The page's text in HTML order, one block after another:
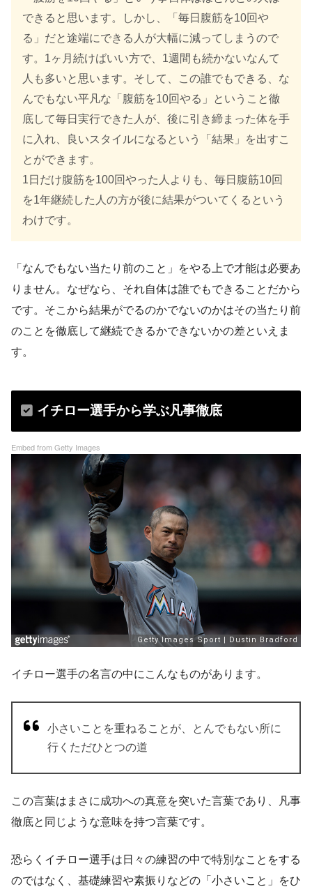
できると思います。しかし、「毎日腹筋を10回や
る」だと途端にできる人が大幅に減ってしまうので
す。1ヶ月続けばいい方で、1週間も続かないなんて
人も多いと思います。そして、この誰でもできる、な
んでもない平凡な「腹筋を10回やる」ということ徹
底して毎日実行できた人が、後に引き締まった体を手
に入れ、良いスタイルになるという「結果」を出すこ
とができます。
1日だけ腹筋を100回やった人よりも、毎日腹筋10回
を1年継続した人の方が後に結果がついてくるという
わけです。
「なんでもない当たり前のこと」をやる上で才能は必要あ
りません。なぜなら、それ自体は誰でもできることだから
です。そこから結果がでるのかでないのかはその当たり前
のことを徹底して継続できるかできないかの差といえま
す。
イチロー選手から学ぶ凡事徹底
Embed from Getty Images
イチロー選手の名言の中にこんなものがあります。
小さいことを重ねることが、とんでもない所に
行くただひとつの道
この言葉はまさに成功への真意を突いた言葉であり、凡事
徹底と同じような意味を持つ言葉です。
恐らくイチロー選手は日々の練習の中で特別なことをする
のではなく、基礎練習や素振りなどの「小さいこと」をひ